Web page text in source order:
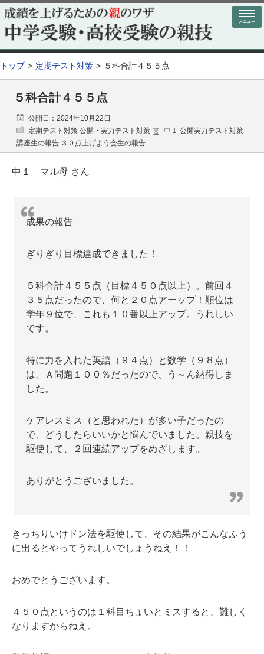
メニュー
トップ 定期テスト対策 ５科合計４５５点
５科合計４５５点
公開日：2024年10月22日
定期テスト対策 公開・実力テスト対策
中１ 公開実力テスト対策
講座生の報告 ３０点上げよう会生の報告
中１ マル母 さん
成果の報告
ぎりぎり目標達成できました！
５科合計４５５点（目標４５０点以上）。前回４
３５点だったので、何と２０点アーップ！順位は
学年９位で、これも１０番以上アップ。うれしい
です。
特に力を入れた英語（９４点）と数学（９８点）
は、Ａ問題１００％だったので、う～ん納得しま
した。
ケアレスミス（と思われた）が多い子だったの
で、どうしたらいいかと悩んでいました。親技を
駆使して、２回連続アップをめざします。
ありがとうございました。
きっちりいけドン法を駆使して、その結果がこんなふう
に出るとやってうれしいでしょうねえ！！
おめでとうございます。
４５０点というのは１科目ちょいとミスすると、難しく
なりますからねえ。